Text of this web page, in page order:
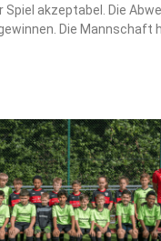
Spiel akzeptabel. Die
Die Mannschaft